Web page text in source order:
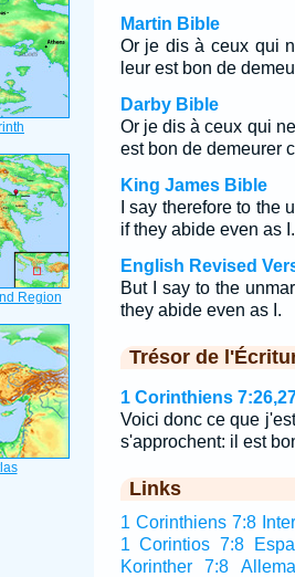
Martin Bible
Or je dis à ceux qui
leur est bon de
Darby Bible
Or je dis à ceux qui
est bon de demeurer
King James Bible
I say therefore to the
if they abide even as I.
English Revised
But I say to the
they abide even as I.
Trésor de
1 Corinthiens
Voici donc ce que
s'approchent: il est
Links
1 Corinthiens 7:8
1 Corintios 7:8
Korinther 7:8